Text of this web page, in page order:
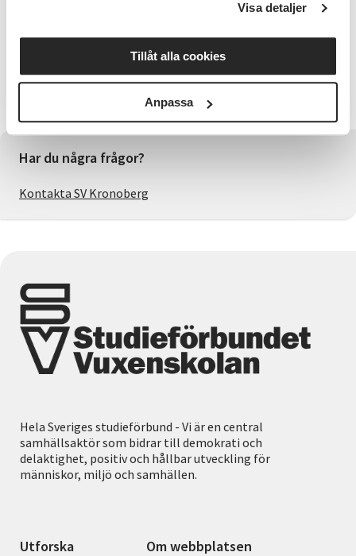
Visa detaljer
Tillåt alla cookies
Anpassa
Vi träffas sex måndagar kl. 10.00-12.15, med start 18
januari
Medtag din mobiltelefon
Har du några frågor?
Kontakta SV Kronoberg
Hela Sveriges studieförbund - Vi är en central
samhällsaktör som bidrar till demokrati och
delaktighet, positiv och hållbar utveckling för
människor, miljö och samhällen.
Utforska Om webbplatsen